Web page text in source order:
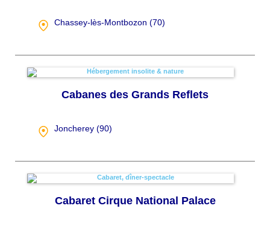
Chassey-lès-Montbozon (70)
Cabanes des Grands Reflets
Joncherey (90)
Cabaret Cirque National Palace